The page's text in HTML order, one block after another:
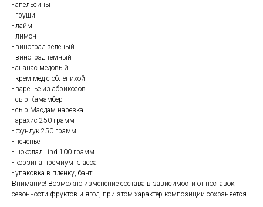
- апельсины
- груши
- лайм
- лимон
- виноград зеленый
- виноград темный
- ананас медовый
- крем мед с облепихой
- варенье из абрикосов
- сыр Камамбер
- сыр Масдам нарезка
- арахис 250 грамм
- фундук 250 грамм
- печенье
- шоколад Lind 100 грамм
- корзина премиум класса
- упаковка в пленку, бант
Внимание! Возможно изменение состава в зависимости от поставок,
сезонности фруктов и ягод, при этом характер композиции сохраняется.